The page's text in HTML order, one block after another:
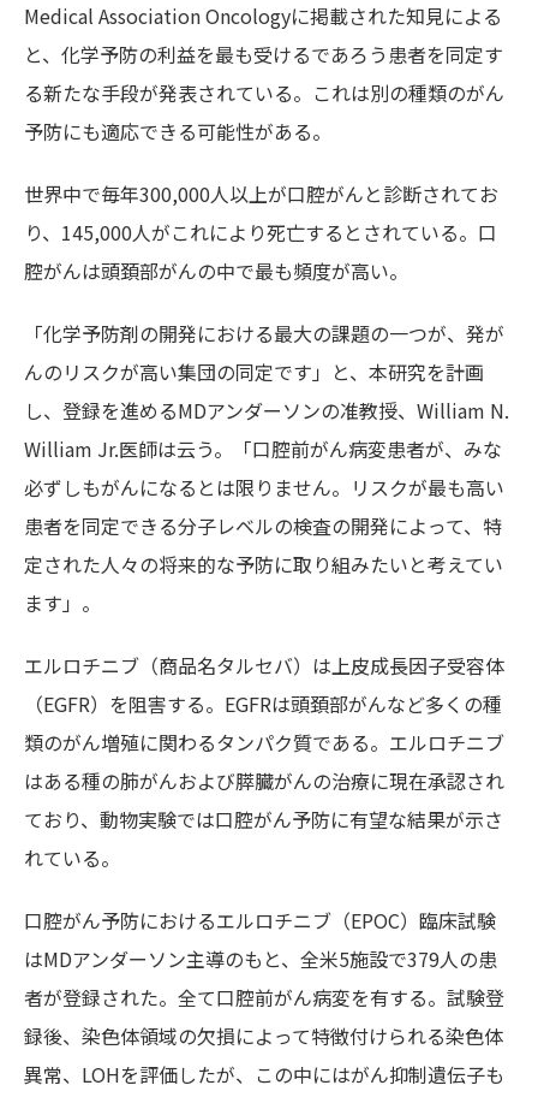
Medical Association Oncologyに掲載された知見による
と、化学予防の利益を最も受けるであろう患者を同定す
る新たな手段が発表されている。これは別の種類のがん
予防にも適応できる可能性がある。
世界中で毎年300,000人以上が口腔がんと診断されてお
り、145,000人がこれにより死亡するとされている。口
腔がんは頭頚部がんの中で最も頻度が高い。
「化学予防剤の開発における最大の課題の一つが、発が
んのリスクが高い集団の同定です」と、本研究を計画
し、登録を進めるMDアンダーソンの准教授、William N.
William Jr.医師は云う。「口腔前がん病変患者が、みな
必ずしもがんになるとは限りません。リスクが最も高い
患者を同定できる分子レベルの検査の開発によって、特
定された人々の将来的な予防に取り組みたいと考えてい
ます」。
エルロチニブ（商品名タルセバ）は上皮成長因子受容体
（EGFR）を阻害する。EGFRは頭頚部がんなど多くの種
類のがん増殖に関わるタンパク質である。エルロチニブ
はある種の肺がんおよび膵臓がんの治療に現在承認され
ており、動物実験では口腔がん予防に有望な結果が示さ
れている。
口腔がん予防におけるエルロチニブ（EPOC）臨床試験
はMDアンダーソン主導のもと、全米5施設で379人の患
者が登録された。全て口腔前がん病変を有する。試験登
録後、染色体領域の欠損によって特徴付けられる染色体
異常、LOHを評価したが、この中にはがん抑制遺伝子も